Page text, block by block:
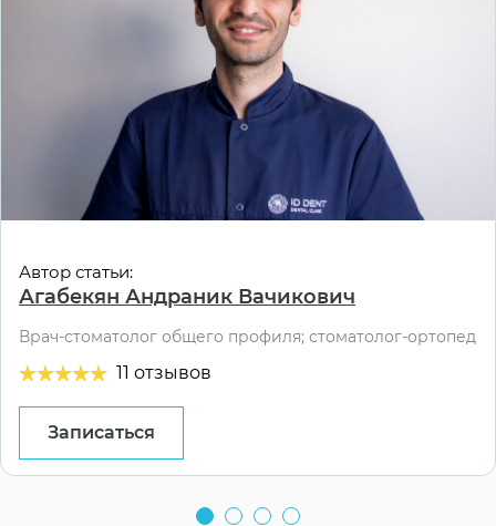
Автор статьи:
Агабекян Андраник Вачикович
Врач-стоматолог общего профиля; стоматолог-ортопед
11 отзывов
Записаться